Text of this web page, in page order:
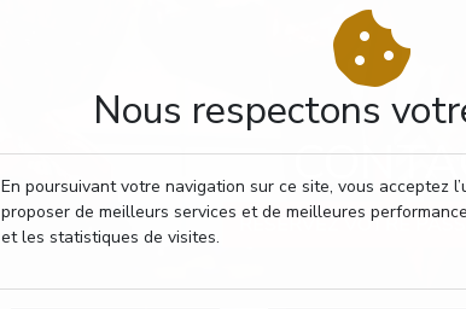
Nous respectons
En poursuivant votre navigation sur ce site, vous acceptez
proposer de meilleurs services et de meilleures
et les statistiques de visites.
RÉSERVEZ VOTRE